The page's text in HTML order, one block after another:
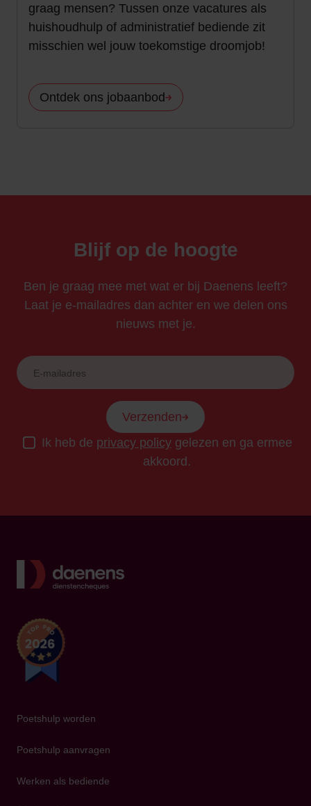
graag mensen? Tussen onze vacatures als
huishoudhulp of administratief bediende zit
misschien wel jouw toekomstige droomjob!
Ontdek ons jobaanbod
Blijf op de hoogte
Ben je graag mee met wat er bij Daenens leeft?
Laat je e-mailadres dan achter en we delen ons
nieuws met je.
Verzenden
Ik heb de privacy policygelezen en ga ermee
akkoord.
Poetshulp worden
Poetshulp aanvragen
Werken als bediende